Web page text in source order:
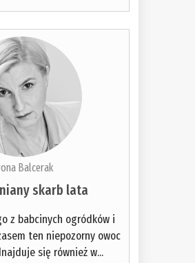
Balcerak
skarb lata
z babcinych ogródków i
ten niepozorny owoc
się również w...